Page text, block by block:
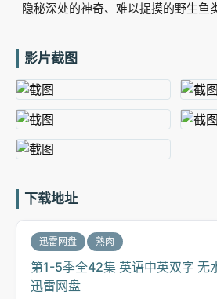
隐秘深处的神奇、难以捉摸的野生鱼类
影片截图
下载地址
迅雷网盘 熟肉
第1-5季全42集 英语中英双字 无
迅雷网盘